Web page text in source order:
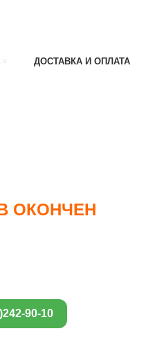
ДОСТАВКА И ОПЛАТА
ОКОНЧЕН
90-10